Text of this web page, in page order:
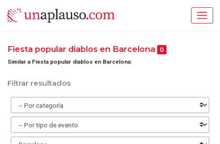
Fiesta popular diablos en Barcelona 0
Similar a Fiesta popular diablos en Barcelona:
Filtrar resultados